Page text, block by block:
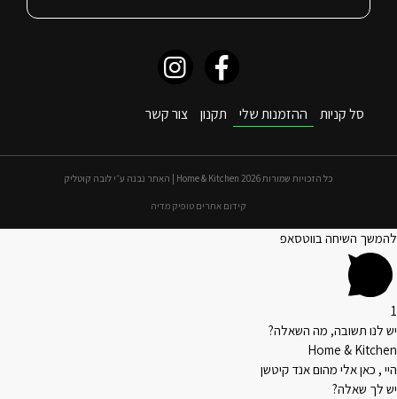
סל קניות ההזמנות שלי תקנון צור קשר
כל הזכויות שמורות 2026 Home & Kitchen | האתר נבנה ע״י לובה קוטליק
קידום אתרים טופיק מדיה
להמשך השיחה בווטסאפ
1
יש לנו תשובה, מה השאלה?
Home & Kitchen
היי , כאן אלי מהום אנד קיטשן
יש לך שאלה?